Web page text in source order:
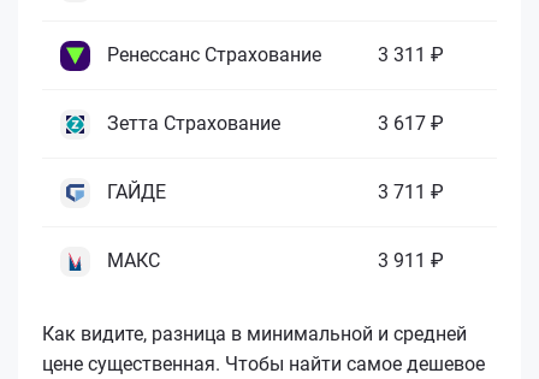
Ренессанс Страхование 3 311 ₽
Зетта Страхование 3 617 ₽
ГАЙДЕ 3 711 ₽
МАКС 3 911 ₽
Как видите, разница в минимальной и средней
цене существенная. Чтобы найти самое дешевое